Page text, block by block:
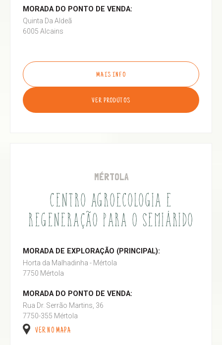
MORADA DO PONTO DE VENDA:
Quinta Da Aldeã
6005 Alcains
MAIS INFO
VER PRODUTOS
MÉRTOLA
CENTRO AGROECOLOGIA E
REGENERAÇÃO PARA O SEMIÁRIDO
MORADA DE EXPLORAÇÃO (PRINCIPAL):
Horta da Malhadinha - Mértola
7750 Mértola
MORADA DO PONTO DE VENDA:
Rua Dr. Serrão Martins, 36
7750-355 Mértola
VER NO MAPA